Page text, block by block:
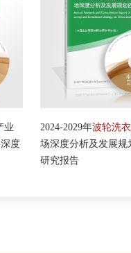
2024-2029年波轮洗衣机
场深度分析及发展规划咨
研究报告